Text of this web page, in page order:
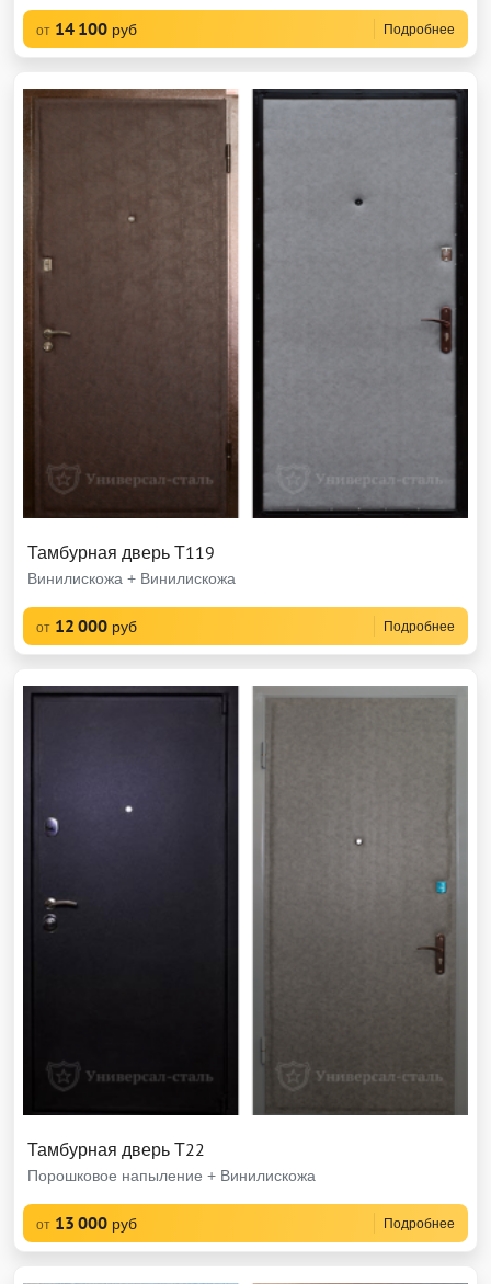
от 14 100 руб Подробнее
Тамбурная дверь Т119
Винилискожа + Винилискожа
от 12 000 руб Подробнее
Тамбурная дверь Т22
Порошковое напыление + Винилискожа
от 13 000 руб Подробнее